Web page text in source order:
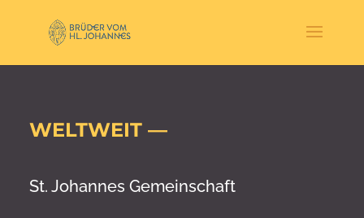
WELTWEIT —
St. Johannes Gemeinschaft